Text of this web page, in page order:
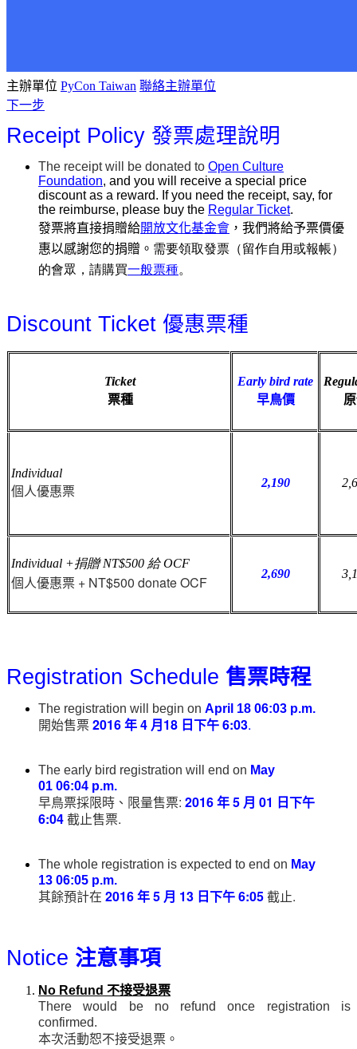
主辦單位 PyCon Taiwan 聯絡主辦單位
下一步
Receipt Policy 發票處理說明
The receipt will be donated to Open Culture
Foundation, and you will receive a special price
discount as a reward. If you need the receipt, say, for
the reimburse, please buy the Regular Ticket.
發票將直接捐贈給開放文化基金會 ，我們將給予票價優
惠以感謝您的捐贈。 需要領取發票（留作自用或報帳）
的會眾，請購買一般票種。
Discount Ticket 優惠票種
Ticket
票種
Early bird rate
早鳥價
Individual
個人優惠票 2,190
Individual +捐贈 NT$500 給 OCF
個人優惠票 + NT$500 donate OCF 2,690
Registration Schedule 售票時程
The registration will begin on April 18 06:03 p.m.
開始售票2016年4 月18 日下午6:03.
The early bird registration will end on May
01 06:04 p.m.
早鳥票採限時、限量售票: 2016年 5 月 01 日下午
6:04截止售票.
The whole registration is expected to end on May
13 06:05 p.m.
其餘預計在 2016年5 月 13 日下午6:05截止.
Notice 注意事項
No Refund 不接受退票
There would be no refund once registration is
confirmed.
本次活動恕不接受退票。